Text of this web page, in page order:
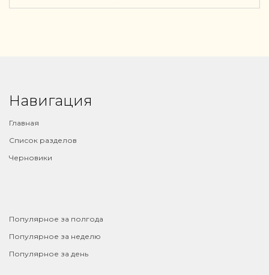
Навигация
Главная
Список разделов
Черновики
Популярное за полгода
Популярное за неделю
Популярное за день